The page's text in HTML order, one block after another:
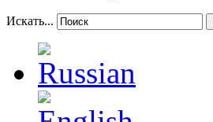
Искать...